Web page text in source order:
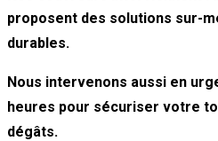
proposent des solutions sur-
durables.
Nous intervenons aussi en
heures pour sécuriser votre
dégâts.